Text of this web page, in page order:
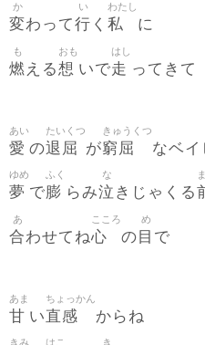
変
か
わって行
い
く 私
わたし
に
燃
も
える想
おも
いで走
はし
ってきて
愛
あい
の退屈
たいくつ
が窮屈
きゅうくつ
なベイ
夢
ゆめ
で膨
ふく
らみ泣
な
きじゃくる
合
あ
わせてね心
こころ
の 目
め
で
甘
あま
い直感
ちょっかん
からね
きみ はこ き